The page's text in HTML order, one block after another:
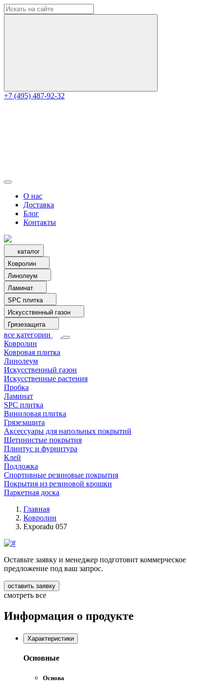
+7 (495) 487-92-32
О нас
Доставка
Блог
Контакты
каталог
Ковролин
Линолеум
Ламинат
SPC плитка
Искусственный газон
Грязезащита
все категории
Ковролин
Ковровая плитка
Линолеум
Искусственный газон
Искусственные растения
Пробка
Ламинат
SPC плитка
Виниловая плитка
Грязезащита
Аксессуары для напольных покрытий
Щетинистые покрытия
Плинтус и фурнитура
Клей
Подложка
Спортивные резиновые покрытия
Покрытия из резиновой крошки
Паркетная доска
Главная
Ковролин
Exporadu 057
Оставьте заявку и менеджер подготовит коммерческое
предложение под ваш запрос.
оставить заявку
смотреть все
Информация о продукте
Характеристики
Основные
Основа